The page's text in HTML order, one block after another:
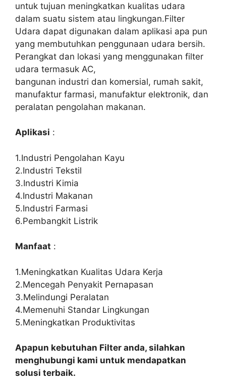
untuk tujuan meningkatkan kualitas udara
dalam suatu sistem atau lingkungan.Filter
Udara dapat digunakan dalam aplikasi apa pun
yang membutuhkan penggunaan udara bersih.
Perangkat dan lokasi yang menggunakan filter
udara termasuk AC,
bangunan industri dan komersial, rumah sakit,
manufaktur farmasi, manufaktur elektronik, dan
peralatan pengolahan makanan.
Aplikasi :
1.Industri Pengolahan Kayu
2.Industri Tekstil
3.Industri Kimia
4.Industri Makanan
5.Industri Farmasi
6.Pembangkit Listrik
Manfaat :
1.Meningkatkan Kualitas Udara Kerja
2.Mencegah Penyakit Pernapasan
3.Melindungi Peralatan
4.Memenuhi Standar Lingkungan
5.Meningkatkan Produktivitas
Apapun kebutuhan Filter anda, silahkan
menghubungi kami untuk mendapatkan
solusi terbaik.